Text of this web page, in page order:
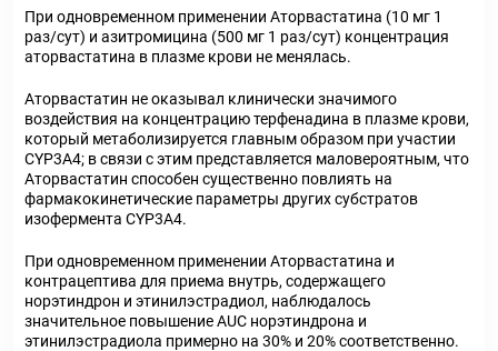
При одновременном применении Аторвастатина (10 мг 1
раз/сут) и азитромицина (500 мг 1 раз/сут) концентрация
аторвастатина в плазме крови не менялась.
Аторвастатин не оказывал клинически значимого
воздействия на концентрацию терфенадина в плазме крови,
который метаболизируется главным образом при участии
CYP3А4; в связи с этим представляется маловероятным, что
Аторвастатин способен существенно повлиять на
фармакокинетические параметры других субстратов
изофермента CYP3А4.
При одновременном применении Аторвастатина и
контрацептива для приема внутрь, содержащего
норэтиндрон и этинилэстрадиол, наблюдалось
значительное повышение AUC норэтиндрона и
этинилэстрадиола примерно на 30% и 20% соответственно.